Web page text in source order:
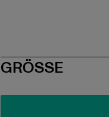
SIZE
GRÖSSE